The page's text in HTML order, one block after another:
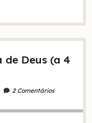
Deus (a 4
2 Comentários